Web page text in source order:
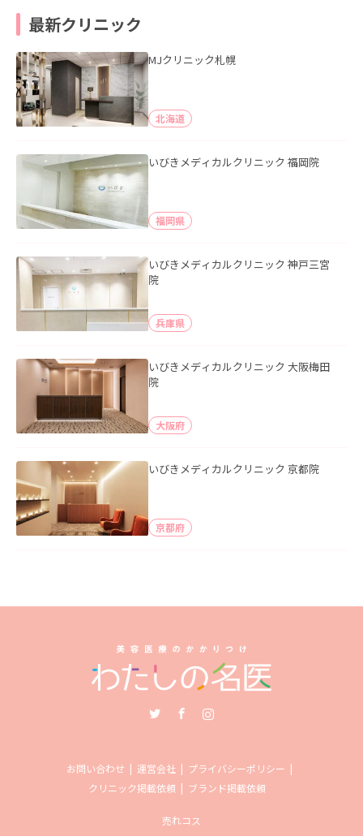
最新クリニック
MJクリニック札幌
北海道
いびきメディカルクリニック 福岡院
福岡県
いびきメディカルクリニック 神戸三宮
院
兵庫県
いびきメディカルクリニック 大阪梅田
院
大阪府
いびきメディカルクリニック 京都院
京都府
お問い合わせ 運営会社
プライバシーポリシー
クリニック掲載依頼
ブランド掲載依頼
売れコス